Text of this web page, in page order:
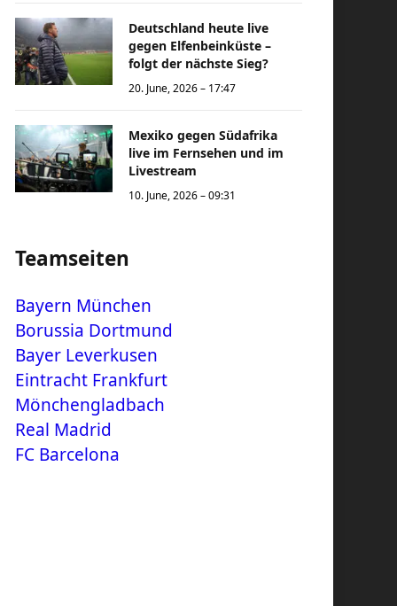
Deutschland heute live
gegen Elfenbeinküste –
folgt der nächste Sieg?
20. June, 2026 – 17:47
Mexiko gegen Südafrika
live im Fernsehen und im
Livestream
10. June, 2026 – 09:31
Teamseiten
Bayern München
Borussia Dortmund
Bayer Leverkusen
Eintracht Frankfurt
Mönchengladbach
Real Madrid
FC Barcelona